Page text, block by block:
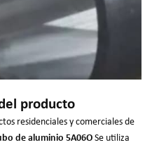
producto
residenciales y comerciales de
de aluminio 5A06O Se utiliza